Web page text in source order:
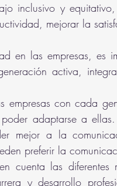
inclusivo y
mejorar la
en las empresas, es
activa,
empresas con cada
adaptarse a
mejor a la
preferir la
cuenta las
y desarrollo